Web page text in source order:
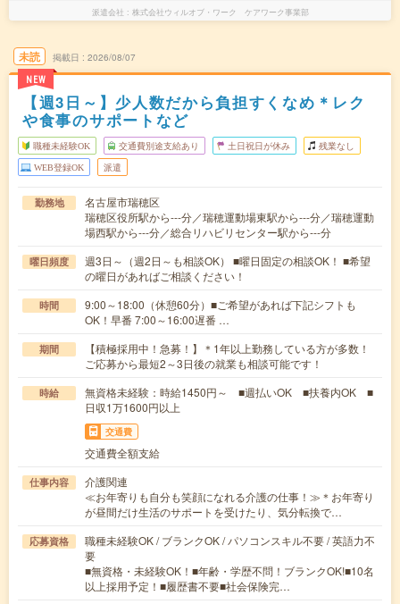
派遣会社 株式会社ウィルオブ・ワーク ケアワーク事業部
未読
NEW
掲載日 2026/08/07
【週3日～】少人数だから負担すくなめ＊レク
や食事のサポートなど
職種未経験OK 交通費別途支給あり 土日祝日が休み 残業なし
WEB登録OK 派遣
勤務地
名古屋市瑞穂区
瑞穂区役所駅から---分／瑞穂運動場東駅から---分／瑞穂運動
場西駅から---分／総合リハビリセンター駅から---分
曜日頻度
週3日～（週2日～も相談OK） ■曜日固定の相談OK！ ■希望
の曜日があればご相談ください！
時間
9:00～18:00（休憩60分）■ご希望があれば下記シフトも
OK！早番 7:00～16:00遅番 …
期間
【積極採用中！急募！】＊1年以上勤務している方が多数！
ご応募から最短2～3日後の就業も相談可能です！
時給
無資格未経験：時給1450円～ ■週払いOK ■扶養内OK ■
日収1万1600円以上
交通費
交通費全額支給
仕事内容
介護関連
≪お年寄りも自分も笑顔になれる介護の仕事！≫＊お年寄り
が昼間だけ生活のサポートを受けたり、気分転換で…
応募資格
職種未経験OK / ブランクOK / パソコンスキル不要 / 英語力不
要
■無資格・未経験OK！■年齢・学歴不問！ブランクOK!■10名
以上採用予定！■履歴書不要■社会保険完…